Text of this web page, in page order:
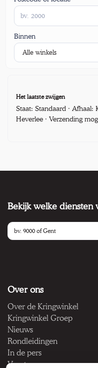
Binnen
Het laatste zwijgen
Staat: Standaard · Afhaal:
Heverlee · Verzending
Bekijk welke diensten
Over ons
Over de Kringwinkel
Kringwinkel Groep
Nieuws
Rondleidingen
In de pers
Vacatures